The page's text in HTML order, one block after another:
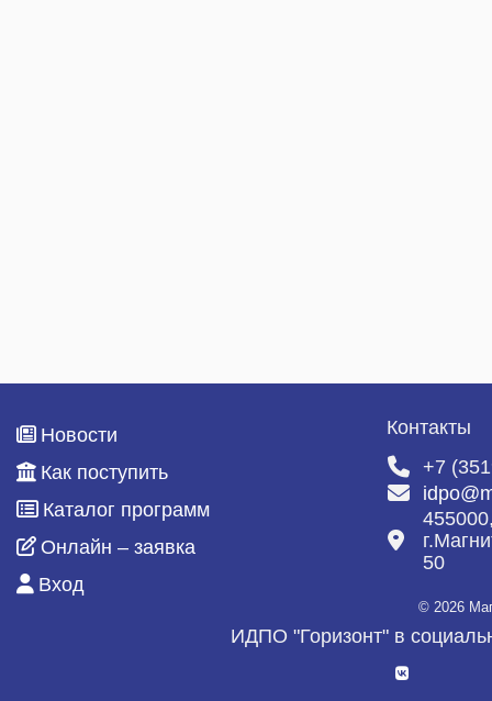
Новости
Как поступить
Каталог программ
Онлайн – заявка
Вход
Контакты
+7
50
ИДПО "Горизонт" в
© 2026